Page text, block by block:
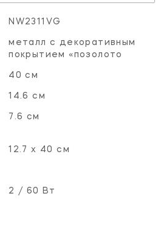
NW2311VG
металл с декоративным
покрытием «позолото
40 см
14.6 см
7.6 см
12.7 х 40 см
2 / 60 Вт